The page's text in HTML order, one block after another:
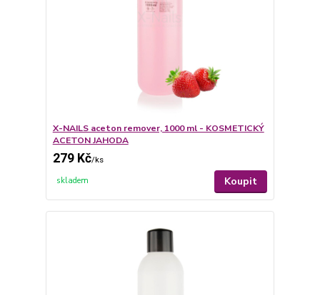
X-NAILS aceton remover, 1000 ml - KOSMETICKÝ
ACETON JAHODA
279 Kč/ks
skladem Koupit